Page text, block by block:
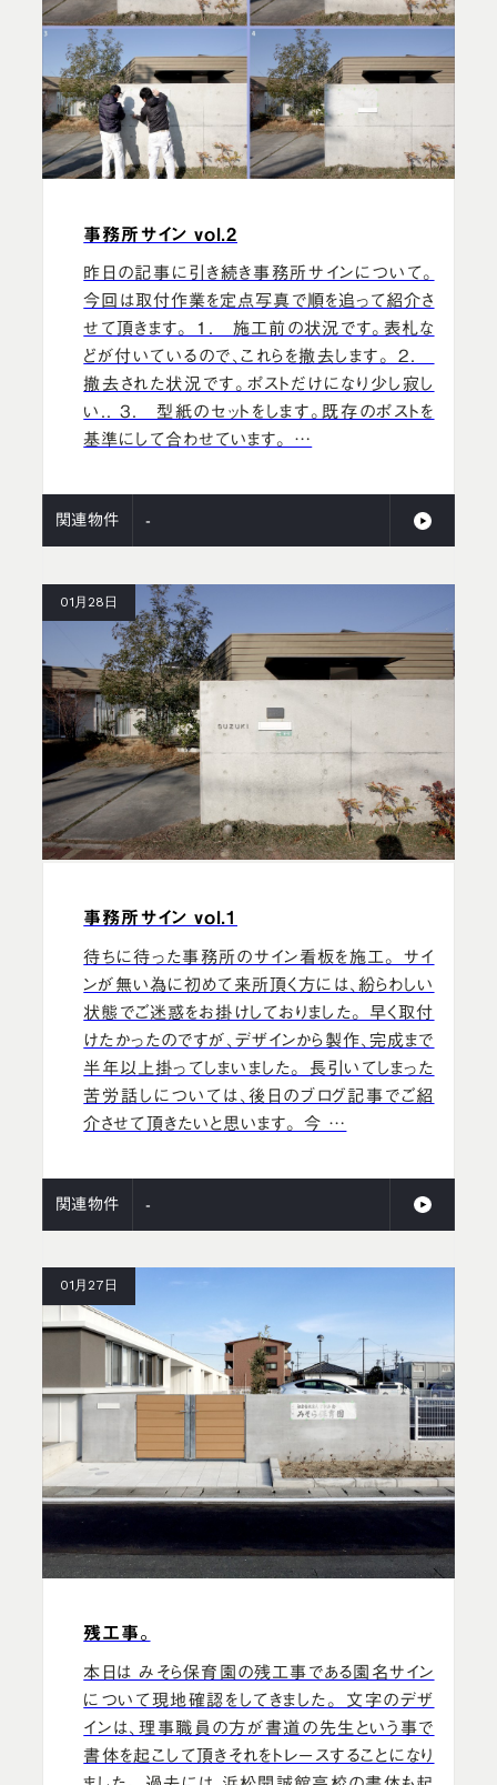
事務所サイン vol.2
昨日の記事に引き続き事務所サインについて。
今回は取付作業を定点写真で順を追って紹介さ
せて頂きます。 1. 施工前の状況です。表札な
どが付いているので、これらを撤去します。 2.
撤去された状況です。ポストだけになり少し寂し
い.. 3. 型紙のセットをします。既存のポストを
基準にして合わせています。 …
関連物件 -
01月28日
事務所サイン vol.1
待ちに待った事務所のサイン看板を施工。 サイ
ンが無い為に初めて来所頂く方には、紛らわしい
状態でご迷惑をお掛けしておりました。 早く取付
けたかったのですが、デザインから製作、完成まで
半年以上掛ってしまいました。 長引いてしまった
苦労話しについては、後日のブログ記事でご紹
介させて頂きたいと思います。 今 …
関連物件 -
01月27日
残工事。
本日は みそら保育園の残工事である園名サイン
について現地確認をしてきました。 文字のデザ
インは、理事職員の方が書道の先生という事で
書体を起こして頂きそれをトレースすることになり